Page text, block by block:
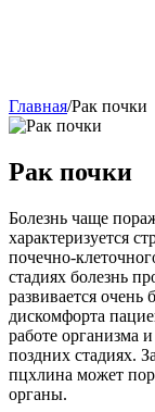
Главная/Рак почки
Рак почки
Болезнь чаще
характеризуется
почечно-
стадиях болезнь
развивается очень
дискомфорта
работе организма
поздних стадиях.
пцхлина может
органы.